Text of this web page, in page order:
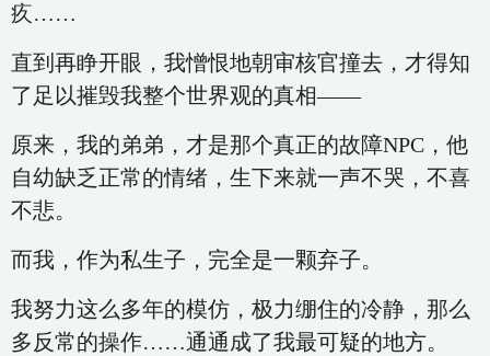
疚……
直到再睁开眼，我憎恨地朝审核官撞去，才得知
了足以摧毁我整个世界观的真相——
原来，我的弟弟，才是那个真正的故障NPC，他
自幼缺乏正常的情绪，生下来就一声不哭，不喜
不悲。
而我，作为私生子，完全是一颗弃子。
我努力这么多年的模仿，极力绷住的冷静，那么
多反常的操作……通通成了我最可疑的地方。